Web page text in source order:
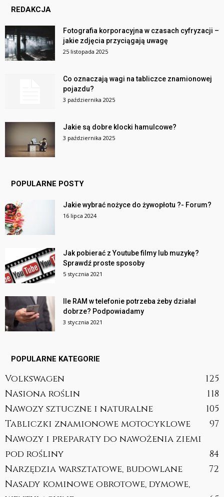
REDAKCJA
Fotografia korporacyjna w czasach cyfryzacji –
jakie zdjęcia przyciągają uwagę
25 listopada 2025
Co oznaczają wagi na tabliczce znamionowej
pojazdu?
3 października 2025
Jakie są dobre klocki hamulcowe?
3 października 2025
POPULARNE POSTY
Jakie wybrać nożyce do żywopłotu ?- Forum?
16 lipca 2024
Jak pobierać z Youtube filmy lub muzykę?
Sprawdź proste sposoby
5 stycznia 2021
Ile RAM w telefonie potrzeba żeby działał
dobrze? Podpowiadamy
3 stycznia 2021
POPULARNE KATEGORIE
Volkswagen
125
Nasiona roślin
118
Nawozy sztuczne i naturalne
105
Tabliczki znamionowe motocyklowe
97
Nawozy i preparaty do nawożenia ziemi
pod rośliny
84
Narzędzia warsztatowe, budowlane
72
Nasady kominowe obrotowe, dymowe,